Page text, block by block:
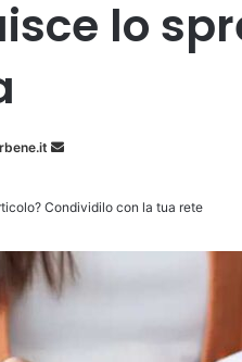
lo
a
u
Condividilo con la tua rete